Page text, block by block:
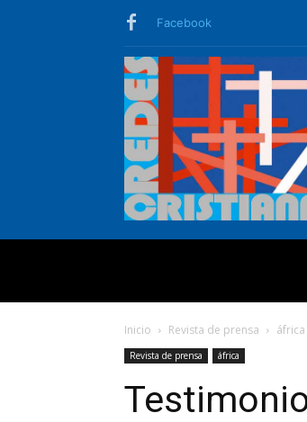
Facebook
Inicio Revista de prensa áfrica
Revista de prensa áfrica